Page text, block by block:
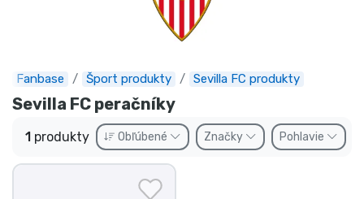
Fanbase Šport produkty Sevilla FC produkty
Sevilla FC peračníky
1 produkty Obľúbené Značky Pohlavie
Expresná preprava
Predobjednávky
Outlet produkty
Preprava a platba